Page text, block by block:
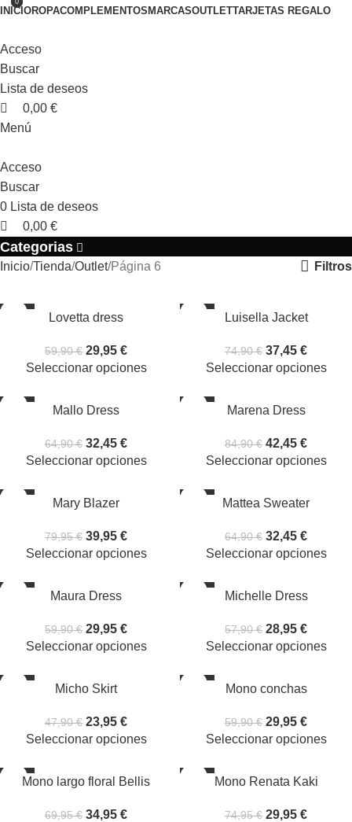
INICIOROPACOMPLEMENTOS MARCASOUTLETTARJETAS REGALO
Acceso
Buscar
Lista de deseos
0
0,00 €
Menú
Acceso
Buscar
0 Lista de deseos
0
0,00 €
Categorias
Inicio Tienda Outlet Página 6 Filtros
Lovetta dress
59,90€ 29,95 €
Seleccionar opciones
Luisella Jacket
74,90€ 37,45 €
Seleccionar opciones
Mallo Dress
64,90€ 32,45 €
Seleccionar opciones
Marena Dress
84,90€ 42,45 €
Seleccionar opciones
Mary Blazer
79,95€ 39,95 €
Seleccionar opciones
Mattea Sweater
64,90€ 32,45 €
Seleccionar opciones
Maura Dress
59,90€ 29,95 €
Seleccionar opciones
Michelle Dress
57,90€ 28,95 €
Seleccionar opciones
Micho Skirt
47,90€ 23,95 €
Seleccionar opciones
Mono conchas
59,90€ 29,95 €
Seleccionar opciones
-50%Mono largo floral Bellis
69,95€ 34,95 €
Mono Renata Kaki
74,95€ 29,95 €
Gastos de envío gratis en pedidos superiores a 100€.